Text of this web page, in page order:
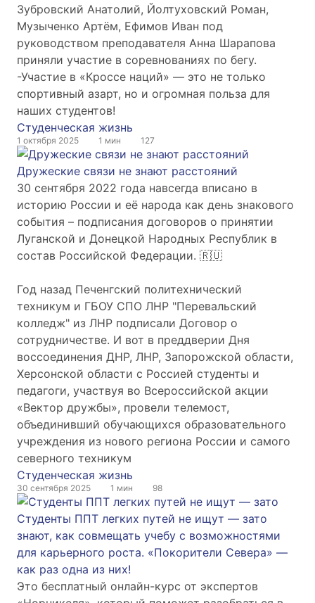
Зубровский Анатолий, Йолтуховский Роман,
Музыченко Артём, Ефимов Иван под
руководством преподавателя Анна Шарапова
приняли участие в соревнованиях по бегу.
-Участие в «Кроссе наций» — это не только
спортивный азарт, но и огромная польза для
наших студентов!
Студенческая жизнь
1 октября 2025 1 мин 127
Дружеские связи не знают расстояний
30 сентября 2022 года навсегда вписано в
историю России и её народа как день знакового
события – подписания договоров о принятии
Луганской и Донецкой Народных Республик в
состав Российской Федерации. 🇷🇺
Год назад Печенгский политехнический
техникум и ГБОУ СПО ЛНР "Перевальский
колледж" из ЛНР подписали Договор о
сотрудничестве. И вот в преддверии Дня
воссоединения ДНР, ЛНР, Запорожской области,
Херсонской области с Россией студенты и
педагоги, участвуя во Всероссийской акции
«Вектор дружбы», провели телемост,
объединивший обучающихся образовательного
учреждения из нового региона России и самого
северного техникум
Студенческая жизнь
30 сентября 2025 1 мин 98
Студенты ППТ легких путей не ищут — зато
знают, как совмещать учебу с возможностями
для карьерного роста. «Покорители Севера» —
как раз одна из них!
Это бесплатный онлайн-курс от экспертов